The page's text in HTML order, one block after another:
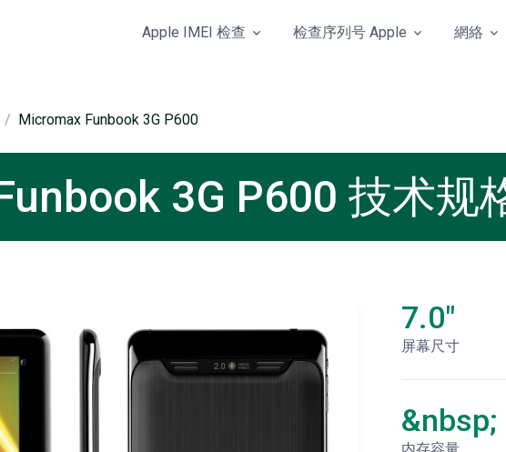
Apple IMEI 检查 检查序列号 Apple 網絡
Micromax Funbook 3G P600
3G P600 技术规
7.0"
屏幕尺寸
&nbsp;